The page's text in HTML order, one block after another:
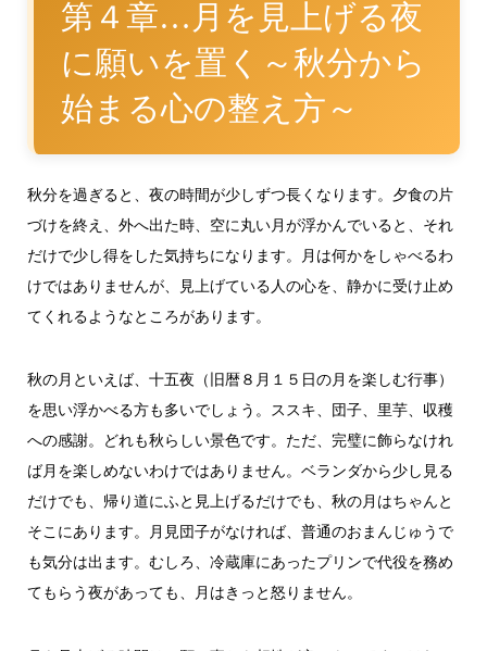
第４章…月を見上げる夜
に願いを置く～秋分から
始まる心の整え方～
秋分を過ぎると、夜の時間が少しずつ長くなります。夕食の片
づけを終え、外へ出た時、空に丸い月が浮かんでいると、それ
だけで少し得をした気持ちになります。月は何かをしゃべるわ
けではありませんが、見上げている人の心を、静かに受け止め
てくれるようなところがあります。
秋の月といえば、十五夜（旧暦８月１５日の月を楽しむ行事）
を思い浮かべる方も多いでしょう。ススキ、団子、里芋、収穫
への感謝。どれも秋らしい景色です。ただ、完璧に飾らなけれ
ば月を楽しめないわけではありません。ベランダから少し見る
だけでも、帰り道にふと見上げるだけでも、秋の月はちゃんと
そこにあります。月見団子がなければ、普通のおまんじゅうで
も気分は出ます。むしろ、冷蔵庫にあったプリンで代役を務め
てもらう夜があっても、月はきっと怒りません。